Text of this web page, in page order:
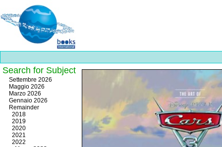
Best
slots
online
https://onlineslots.money/
Search for Subject
Settembre 2026
Maggio 2026
Marzo 2026
Gennaio 2026
Remainder
2018
2019
2020
2021
2022